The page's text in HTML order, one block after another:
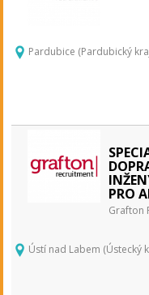
Pardubice (Pardubický
PRO
Grafton
Ústí nad Labem (Ústecký